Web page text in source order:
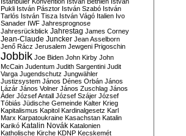
Pukli István Pásztor István Szabó István
Tarlós István Tisza István Vágó Italien Ivo
Sanader IWF Jahresprognose
Jahresrückblick Jahrestag James Corney
Jean-Claude Juncker Jean Asselborn
Jenő Rácz Jerusalem Jewgeni Prigoschin
Jobbik Joe Biden John Kirby John
McCain Judentum Judith Sargentini Judit
Varga Jugendschutz Jungwähler
Justizsystem János Dénes Orbán János
Lázár János Volner János Zuschlag János
Áder József Antall József Szájer József
Tóbiás Jüdische Gemeinde Kalter Krieg
Kapitalismus Kapitol Kardinalgesetz Karl
Marx Karpatoukraine Kasachstan Katalin
Karikó Katalin Novák Katalonien
Katholische Kirche KDNP Kecskemét